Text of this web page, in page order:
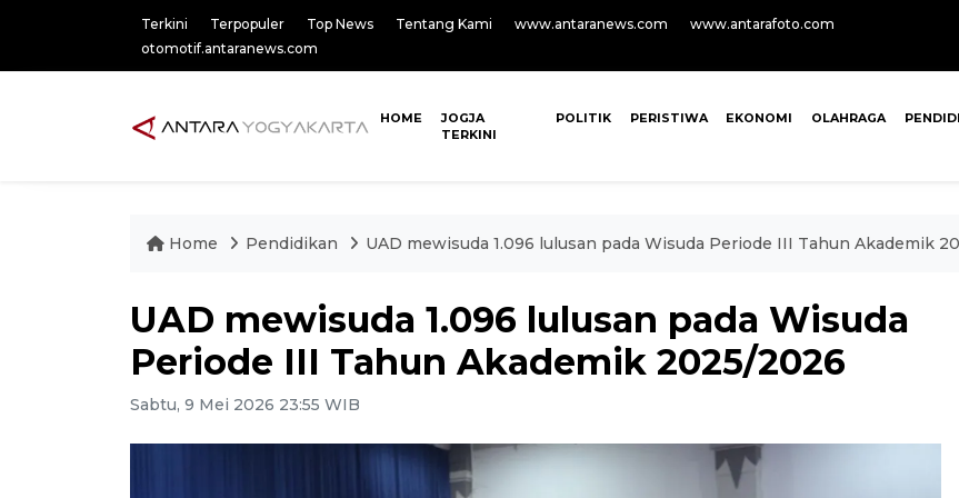
Terkini Terpopuler Top News Tentang Kami www.antaranews.com
www.antarafoto.com
otomotif.antaranews.com
HOME
JOGJA
TERKINI
POLITIK PERISTIWA EKONOMI OLAHRAGA
Home Pendidikan UAD mewisuda 1.096 lulusan pada Wisuda Periode III Tahun Akademik
UAD mewisuda 1.096 lulusan pada Wisuda
Periode III Tahun Akademik 2025/2026
Sabtu, 9 Mei 2026 23:55 WIB